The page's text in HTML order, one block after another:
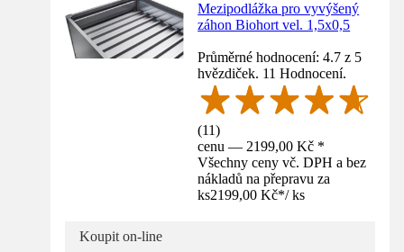
Mezipodlážka pro vyvýšený
záhon Biohort vel. 1,5x0,5
Průměrné hodnocení: 4.7 z 5
hvězdiček. 11 Hodnocení.
(11)
cenu — 2199,00 Kč *
Všechny ceny vč. DPH a bez
nákladů na přepravu za
ks2199,00 Kč*/ ks
Koupit on-line